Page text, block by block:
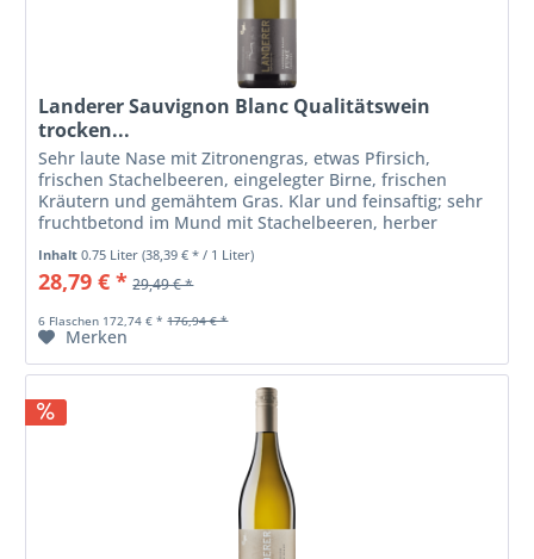
Landerer Sauvignon Blanc Qualitätswein
trocken...
Sehr laute Nase mit Zitronengras, etwas Pfirsich,
frischen Stachelbeeren, eingelegter Birne, frischen
Kräutern und gemähtem Gras. Klar und feinsaftig; sehr
fruchtbetond im Mund mit Stachelbeeren, herber
Zitrusfrucht, weißer Cassis;...
Inhalt0.75 Liter(38,39 € * / 1 Liter)
28,79 € * 29,49 € *
6 Flaschen 172,74 € * 176,94 € *
Merken